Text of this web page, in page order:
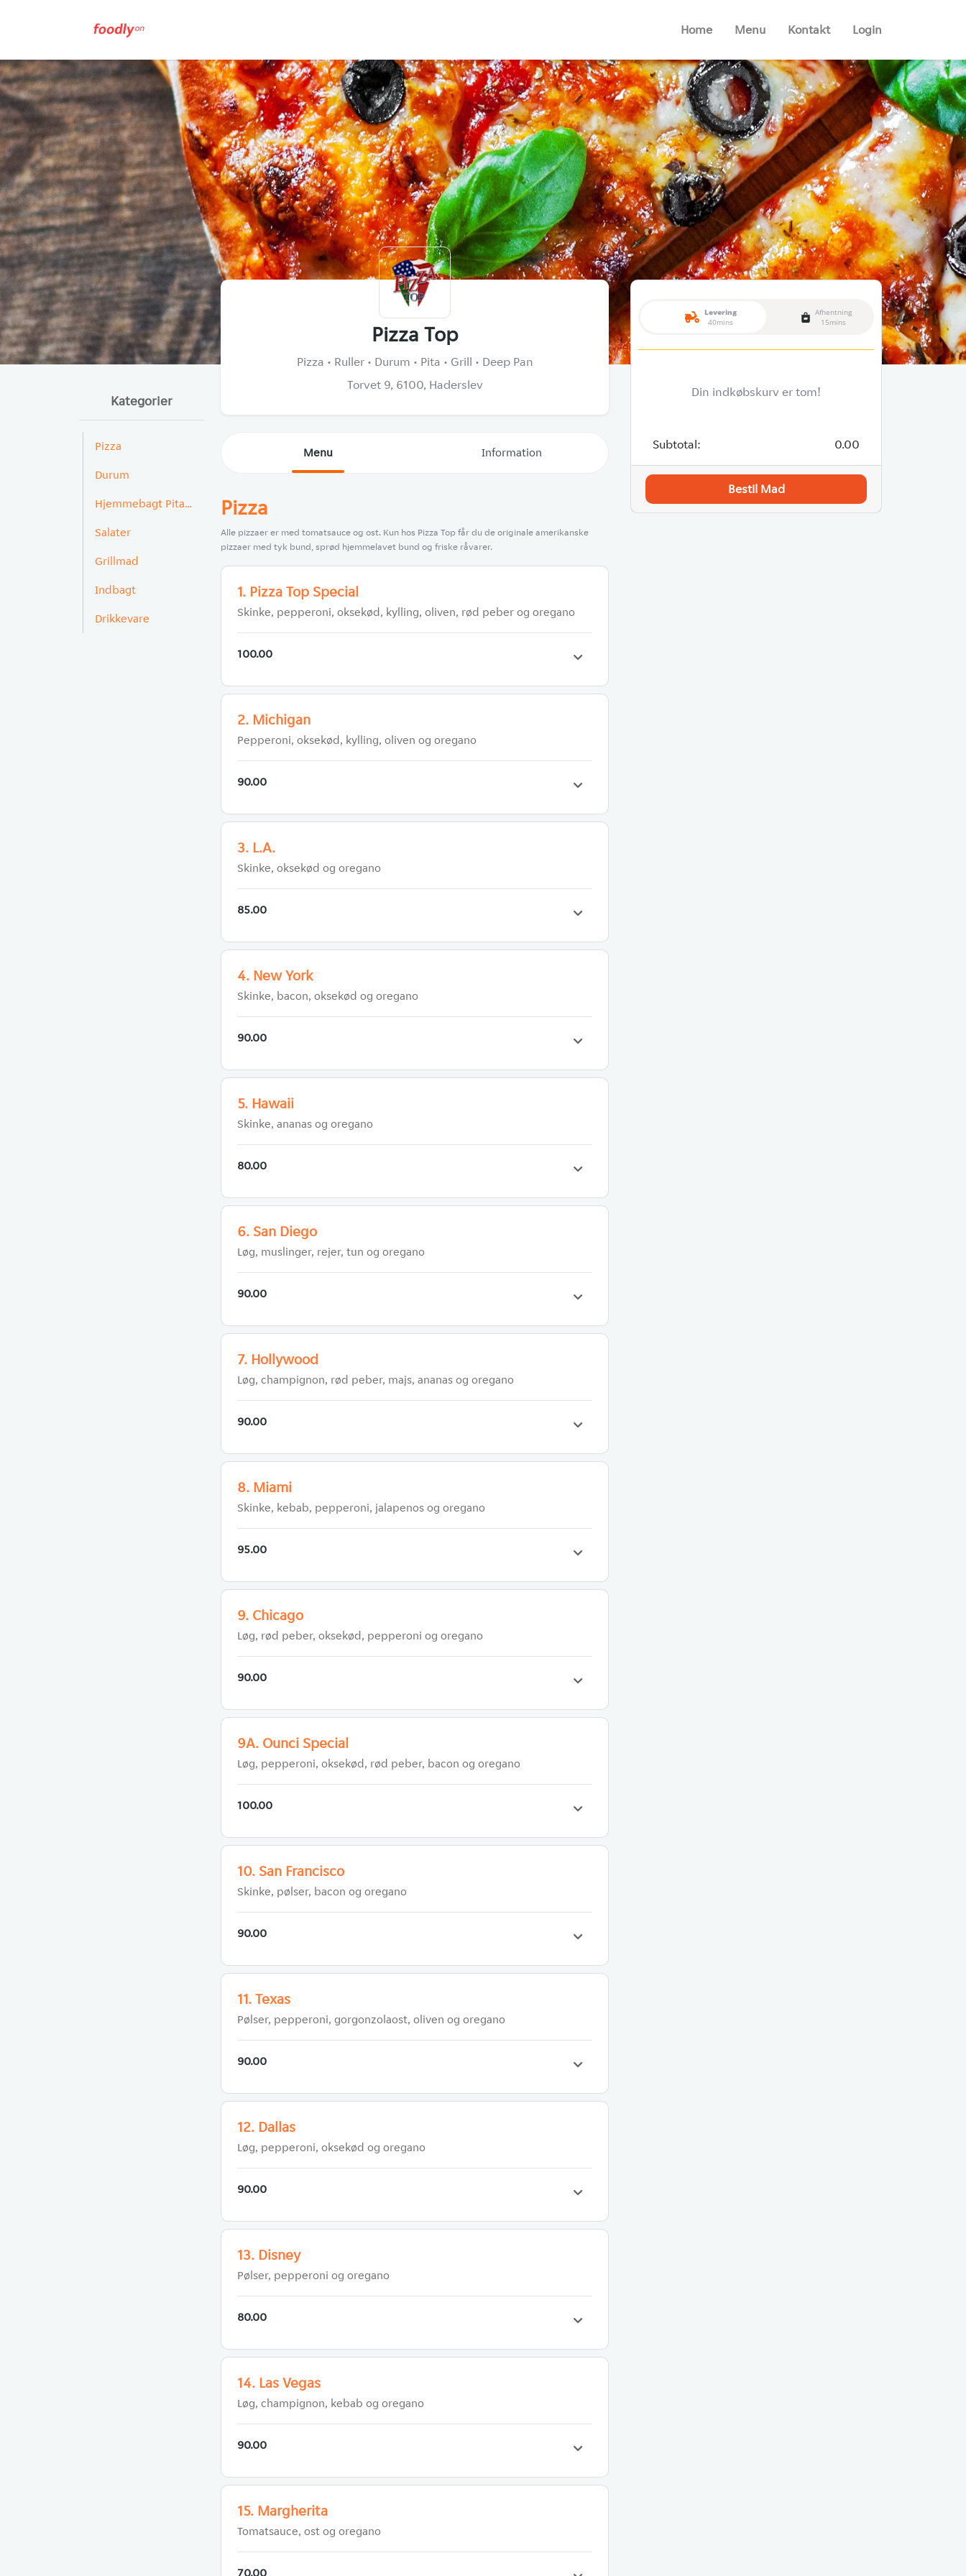
Home Menu Kontakt Login
Kategorier
Pizza
Durum
Hjemmebagt Pitabrød
Salater
Grillmad
Indbagt
Drikkevare
Pizza Top
Pizza • Ruller • Durum • Pita • Grill • Deep Pan
Torvet 9, 6100, Haderslev
Menu Information
Pizza
Alle pizzaer er med tomatsauce og ost. Kun hos Pizza Top får du de originale amerikanske
pizzaer med tyk bund, sprød hjemmelavet bund og friske råvarer.
1. Pizza Top Special
Skinke, pepperoni, oksekød, kylling, oliven, rød peber og oregano
100.00
2. Michigan
Pepperoni, oksekød, kylling, oliven og oregano
90.00
3. L.A.
Skinke, oksekød og oregano
85.00
4. New York
Skinke, bacon, oksekød og oregano
90.00
5. Hawaii
Skinke, ananas og oregano
80.00
6. San Diego
Løg, muslinger, rejer, tun og oregano
90.00
7. Hollywood
Løg, champignon, rød peber, majs, ananas og oregano
90.00
8. Miami
Skinke, kebab, pepperoni, jalapenos og oregano
95.00
9. Chicago
Løg, rød peber, oksekød, pepperoni og oregano
90.00
9A. Ounci Special
Løg, pepperoni, oksekød, rød peber, bacon og oregano
100.00
10. San Francisco
Skinke, pølser, bacon og oregano
90.00
11. Texas
Pølser, pepperoni, gorgonzolaost, oliven og oregano
90.00
12. Dallas
Løg, pepperoni, oksekød og oregano
90.00
13. Disney
Pølser, pepperoni og oregano
80.00
14. Las Vegas
Løg, champignon, kebab og oregano
90.00
15. Margherita
Tomatsauce, ost og oregano
70.00
Levering
40mins
Afhentning
15mins
Din indkøbskurv er tom!
Subtotal: 0.00
Bestil Mad